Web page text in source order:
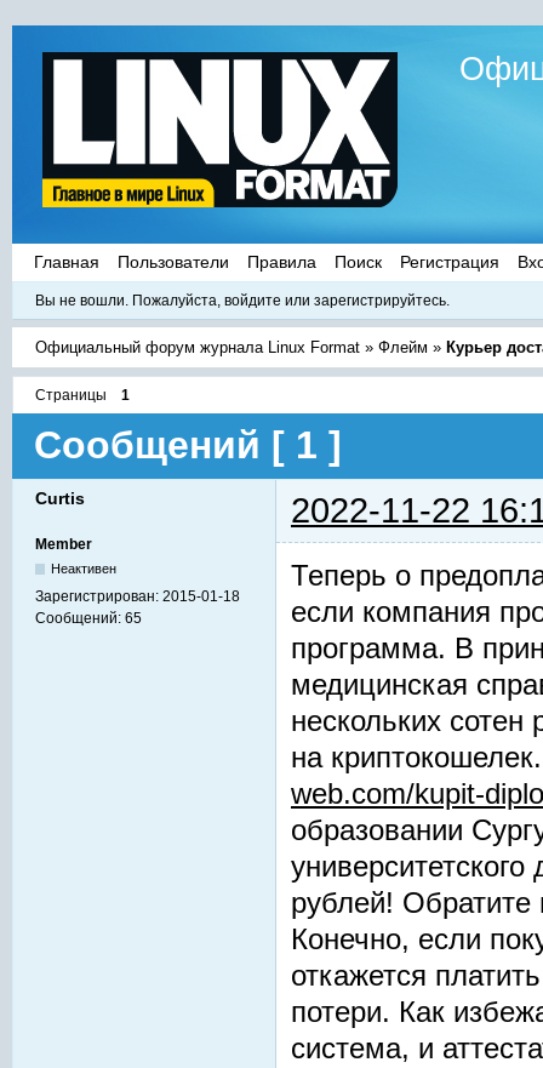
Главная Пользователи Правила Поиск Регистрация
Вы не вошли. Пожалуйста, войдите или зарегистрируйтесь.
Официальный форум журнала Linux Format »Флейм » Курьер
Страницы 1
Сообщений [ 1 ]
Curtis 2022-11-22
Member
Неактивен
Зарегистрирован: 2015-01-18
Сообщений: 65
Теперь о
если компания
программа. В
медицинская
нескольких
на
web.com/kupit-
образовании
рублей! Обратите
Конечно, если
откажется
потери. Как
система, и